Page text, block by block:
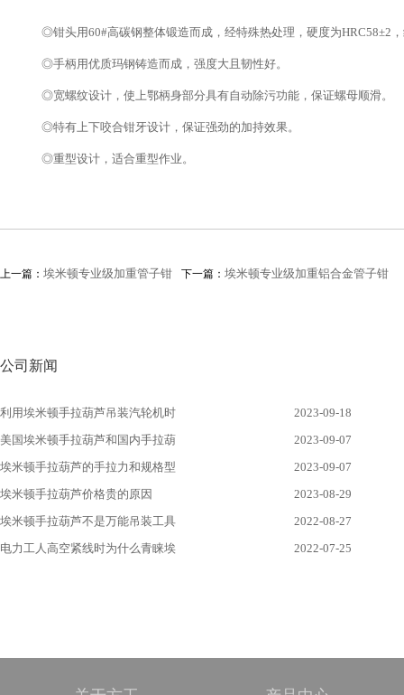
◎钳头用60#高碳钢整体锻造而成，经特殊热处理，硬度为HRC58±2
◎手柄用优质玛钢铸造而成，强度大且韧性好。
◎宽螺纹设计，使上鄂柄身部分具有自动除污功能，保证螺母顺滑。
◎特有上下咬合钳牙设计，保证强劲的加持效果。
◎重型设计，适合重型作业。
上一篇： 埃米顿专业级加重管子钳 下一篇： 埃米顿专业级加重铝合金管子钳
公司新闻
利用埃米顿手拉葫芦吊装汽轮机时
2023-09-18
美国埃米顿手拉葫芦和国内手拉葫
2023-09-07
埃米顿手拉葫芦的手拉力和规格型
2023-09-07
埃米顿手拉葫芦价格贵的原因
2023-08-29
埃米顿手拉葫芦不是万能吊装工具
2022-08-27
电力工人高空紧线时为什么青睐埃
2022-07-25